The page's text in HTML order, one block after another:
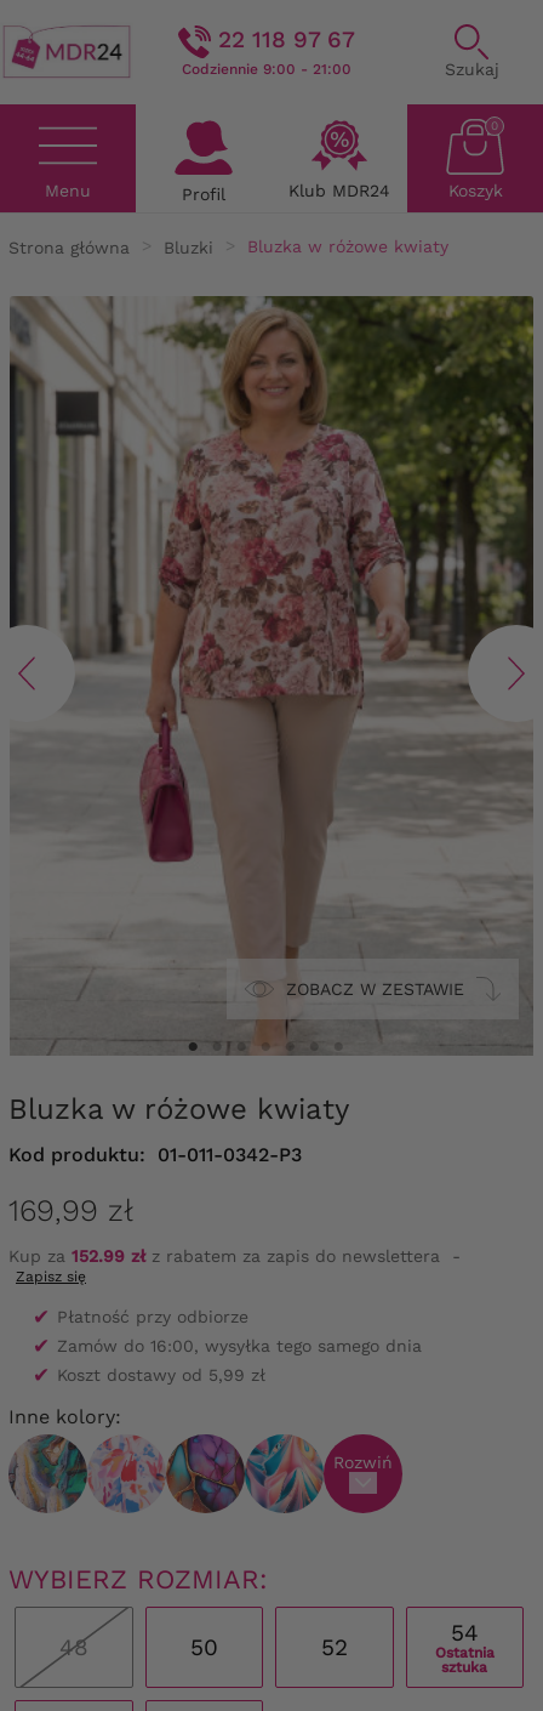
22 118 97 67
Codziennie 9:00 - 21:00 Szukaj
Menu Profil Klub MDR24 Koszyk
0
Strona główna Bluzki Bluzka w różowe kwiaty
ZOBACZ W ZESTAWIE
Bluzka w różowe kwiaty
Kod produktu: 01-011-0342-P3
169,99 zł
Kup za 152.99 złz rabatem za zapis do newslettera -
Zapisz się
✔ Płatność przy odbiorze
✔ Zamów do 16:00, wysyłka tego samego dnia
✔ Koszt dostawy od 5,99 zł
Inne kolory:
Rozwiń
WYBIERZ ROZMIAR:
48 50 52
54
Ostatnia
sztuka